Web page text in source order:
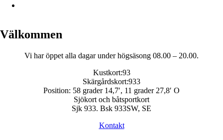
Välkommen
Vi har öppet alla dagar under högsäsong 08.00 – 20.00.
Kustkort:93
Skärgårdskort:933
Position: 58 grader 14,7′, 11 grader 27,8′ O
Sjökort och båtsportkort
Sjk 933. Bsk 933SW, SE
Kontakt